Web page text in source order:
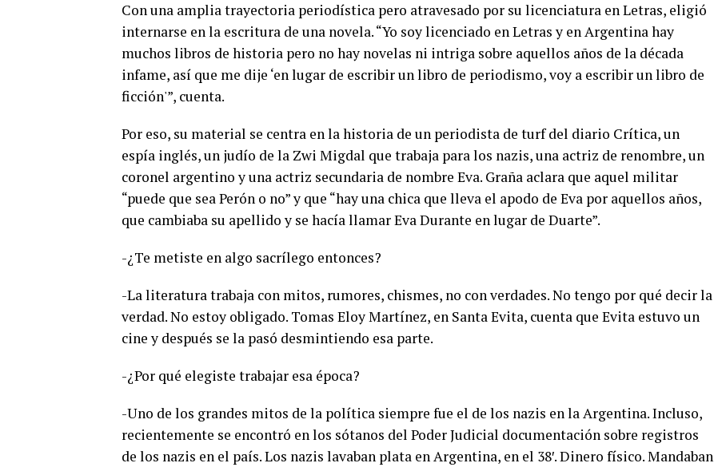
Con una amplia trayectoria periodística pero atravesado por su licenciatura en Letras, eligió
internarse en la escritura de una novela. “Yo soy licenciado en Letras y en Argentina hay
muchos libros de historia pero no hay novelas ni intriga sobre aquellos años de la década
infame, así que me dije ‘en lugar de escribir un libro de periodismo, voy a escribir un libro de
ficción'”, cuenta.
Por eso, su material se centra en la historia de un periodista de turf del diario Crítica, un
espía inglés, un judío de la Zwi Migdal que trabaja para los nazis, una actriz de renombre, un
coronel argentino y una actriz secundaria de nombre Eva. Graña aclara que aquel militar
“puede que sea Perón o no” y que “hay una chica que lleva el apodo de Eva por aquellos años,
que cambiaba su apellido y se hacía llamar Eva Durante en lugar de Duarte”.
-¿Te metiste en algo sacrílego entonces?
-La literatura trabaja con mitos, rumores, chismes, no con verdades. No tengo por qué decir la
verdad. No estoy obligado. Tomas Eloy Martínez, en Santa Evita, cuenta que Evita estuvo un
cine y después se la pasó desmintiendo esa parte.
-¿Por qué elegiste trabajar esa época?
-Uno de los grandes mitos de la política siempre fue el de los nazis en la Argentina. Incluso,
recientemente se encontró en los sótanos del Poder Judicial documentación sobre registros
de los nazis en el país. Los nazis lavaban plata en Argentina, en el 38′. Dinero físico. Mandaban